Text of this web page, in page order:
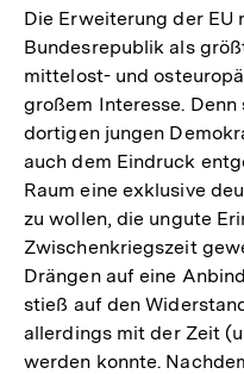
der
Die Erweiterung der EU
Bundesrepublik als
mittelost- und
großem Interesse.
dortigen jungen
auch dem Eindruck
Raum eine exklusive
zu wollen, die ungute
Zwischenkriegszeit
Drängen auf eine
stieß auf den
allerdings mit der Zeit
werden konnte.